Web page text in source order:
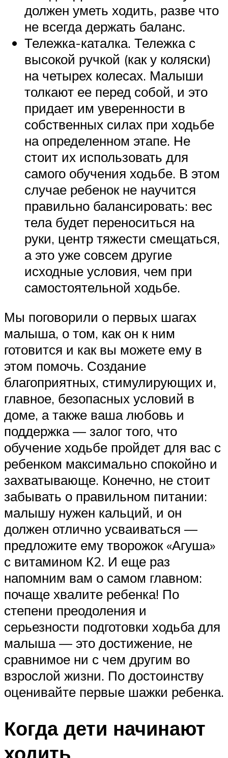
должен уметь ходить, разве что
не всегда держать баланс.
Тележка-каталка. Тележка с
высокой ручкой (как у коляски)
на четырех колесах. Малыши
толкают ее перед собой, и это
придает им уверенности в
собственных силах при ходьбе
на определенном этапе. Не
стоит их использовать для
самого обучения ходьбе. В этом
случае ребенок не научится
правильно балансировать: вес
тела будет переноситься на
руки, центр тяжести смещаться,
а это уже совсем другие
исходные условия, чем при
самостоятельной ходьбе.
Мы поговорили о первых шагах
малыша, о том, как он к ним
готовится и как вы можете ему в
этом помочь. Создание
благоприятных, стимулирующих и,
главное, безопасных условий в
доме, а также ваша любовь и
поддержка — залог того, что
обучение ходьбе пройдет для вас с
ребенком максимально спокойно и
захватывающе. Конечно, не стоит
забывать о правильном питании:
малышу нужен кальций, и он
должен отлично усваиваться —
предложите ему творожок «Агуша»
с витамином К2. И еще раз
напомним вам о самом главном:
почаще хвалите ребенка! По
степени преодоления и
серьезности подготовки ходьба для
малыша — это достижение, не
сравнимое ни с чем другим во
взрослой жизни. По достоинству
оценивайте первые шажки ребенка.
Когда дети начинают